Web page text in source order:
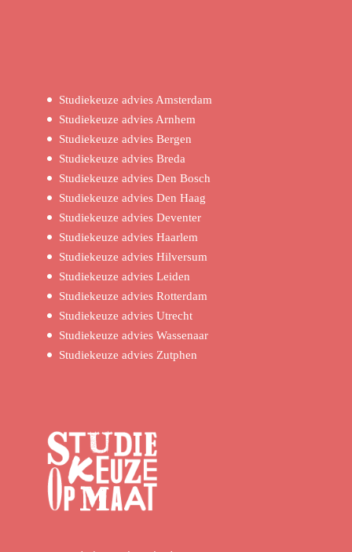
Studiekeuze advies Amsterdam
Studiekeuze advies Arnhem
Studiekeuze advies Bergen
Studiekeuze advies Breda
Studiekeuze advies Den Bosch
Studiekeuze advies Den Haag
Studiekeuze advies Deventer
Studiekeuze advies Haarlem
Studiekeuze advies Hilversum
Studiekeuze advies Leiden
Studiekeuze advies Rotterdam
Studiekeuze advies Utrecht
Studiekeuze advies Wassenaar
Studiekeuze advies Zutphen